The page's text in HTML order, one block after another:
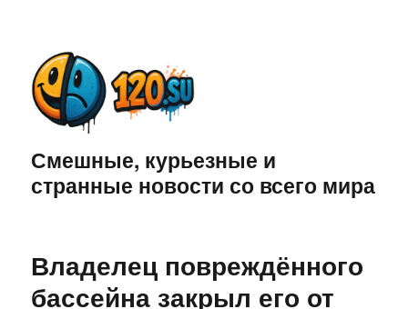
Смешные, курьезные и
странные новости со всего мира
Владелец повреждённого
бассейна закрыл его от